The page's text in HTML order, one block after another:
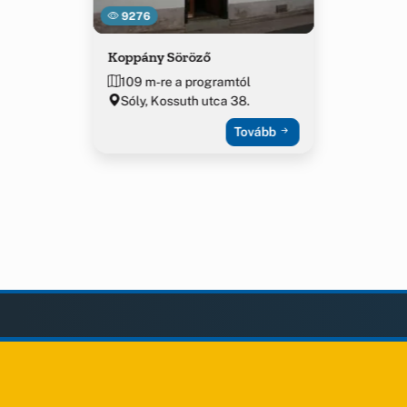
9276
Koppány Söröző
109 m-re a programtól
Sóly, Kossuth utca 38.
Tovább
KIEGÉSZÍTÉS